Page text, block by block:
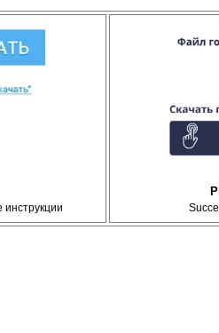
инструкции